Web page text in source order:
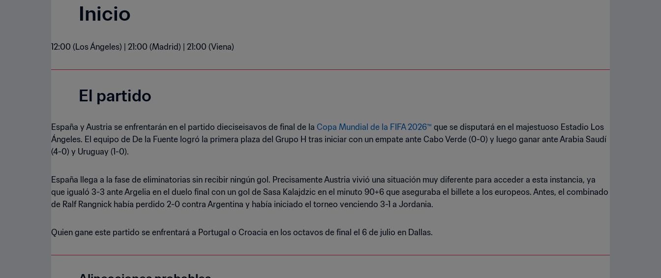
Inicio
12:00 (Los Ángeles) | 21:00 (Madrid) | 21:00 (Viena)
El partido
España y Austria se enfrentarán en el partido dieciseisavos de final de la Copa Mundial de la FIFA 2026™ que se disputará en el majestuoso Estadio Los
Ángeles. El equipo de De la Fuente logró la primera plaza del Grupo H tras iniciar con un empate ante Cabo Verde (0-0) y luego ganar ante Arabia Saudí
(4-0) y Uruguay (1-0).
España llega a la fase de eliminatorias sin recibir ningún gol. Precisamente Austria vivió una situación muy diferente para acceder a esta instancia, ya
que igualó 3-3 ante Argelia en el duelo final con un gol de Sasa Kalajdzic en el minuto 90+6 que aseguraba el billete a los europeos. Antes, el combinado
de Ralf Rangnick había perdido 2-0 contra Argentina y había iniciado el torneo venciendo 3-1 a Jordania.
Quien gane este partido se enfrentará a Portugal o Croacia en los octavos de final el 6 de julio en Dallas.